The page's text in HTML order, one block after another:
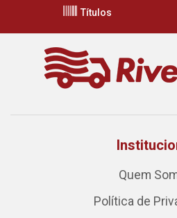
Títulos
Quem
Política de